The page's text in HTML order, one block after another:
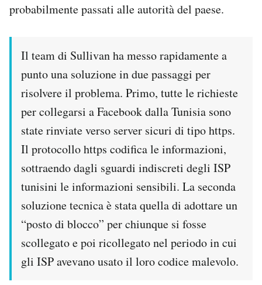
probabilmente passati alle autorità del paese.
Il team di Sullivan ha messo rapidamente a
punto una soluzione in due passaggi per
risolvere il problema. Primo, tutte le richieste
per collegarsi a Facebook dalla Tunisia sono
state rinviate verso server sicuri di tipo https.
Il protocollo https codifica le informazioni,
sottraendo dagli sguardi indiscreti degli ISP
tunisini le informazioni sensibili. La seconda
soluzione tecnica è stata quella di adottare un
“posto di blocco” per chiunque si fosse
scollegato e poi ricollegato nel periodo in cui
gli ISP avevano usato il loro codice malevolo.